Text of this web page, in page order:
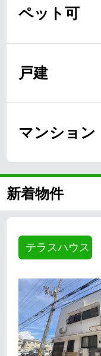
ペット可
戸建
マンション
新着物件
テラスハウス